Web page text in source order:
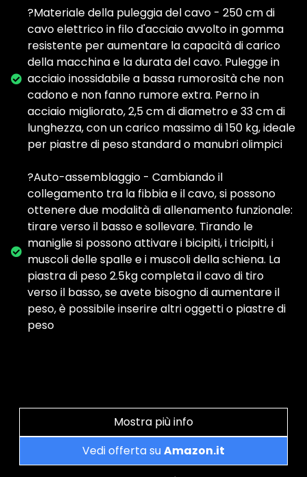
?Materiale della puleggia del cavo - 250 cm di
cavo elettrico in filo d'acciaio avvolto in gomma
resistente per aumentare la capacità di carico
della macchina e la durata del cavo. Pulegge in
acciaio inossidabile a bassa rumorosità che non
cadono e non fanno rumore extra. Perno in
acciaio migliorato, 2,5 cm di diametro e 33 cm di
lunghezza, con un carico massimo di 150 kg, ideale
per piastre di peso standard o manubri olimpici
?Auto-assemblaggio - Cambiando il
collegamento tra la fibbia e il cavo, si possono
ottenere due modalità di allenamento funzionale:
tirare verso il basso e sollevare. Tirando le
maniglie si possono attivare i bicipiti, i tricipiti, i
muscoli delle spalle e i muscoli della schiena. La
piastra di peso 2.5kg completa il cavo di tiro
verso il basso, se avete bisogno di aumentare il
peso, è possibile inserire altri oggetti o piastre di
peso
Mostra più info
Vedi offerta suAmazon.it